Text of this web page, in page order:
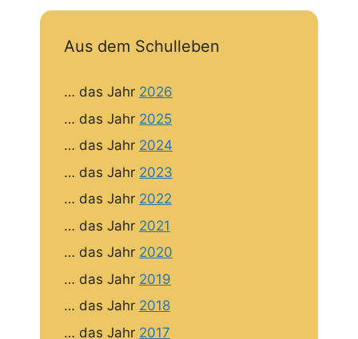
Aus dem Schulleben
… das Jahr 2026
… das Jahr 2025
… das Jahr 2024
… das Jahr 2023
… das Jahr 2022
… das Jahr 2021
… das Jahr 2020
… das Jahr 2019
… das Jahr 2018
… das Jahr 2017